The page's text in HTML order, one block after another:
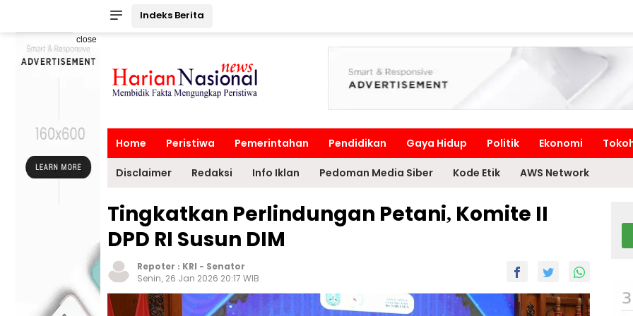
Indeks Berita
close
Home Peristiwa Pemerintahan Pendidikan Gaya Hidup Politik Ekonomi
Disclaimer Redaksi Info Iklan Pedoman Media Siber Kode Etik AWS Network
Tingkatkan Perlindungan Petani, Komite II
DPD RI Susun DIM
Repoter : KRI - Senator
Senin, 26 Jan 2026 20:17 WIB